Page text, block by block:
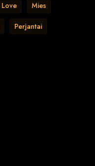
Love Mies
Perjantai